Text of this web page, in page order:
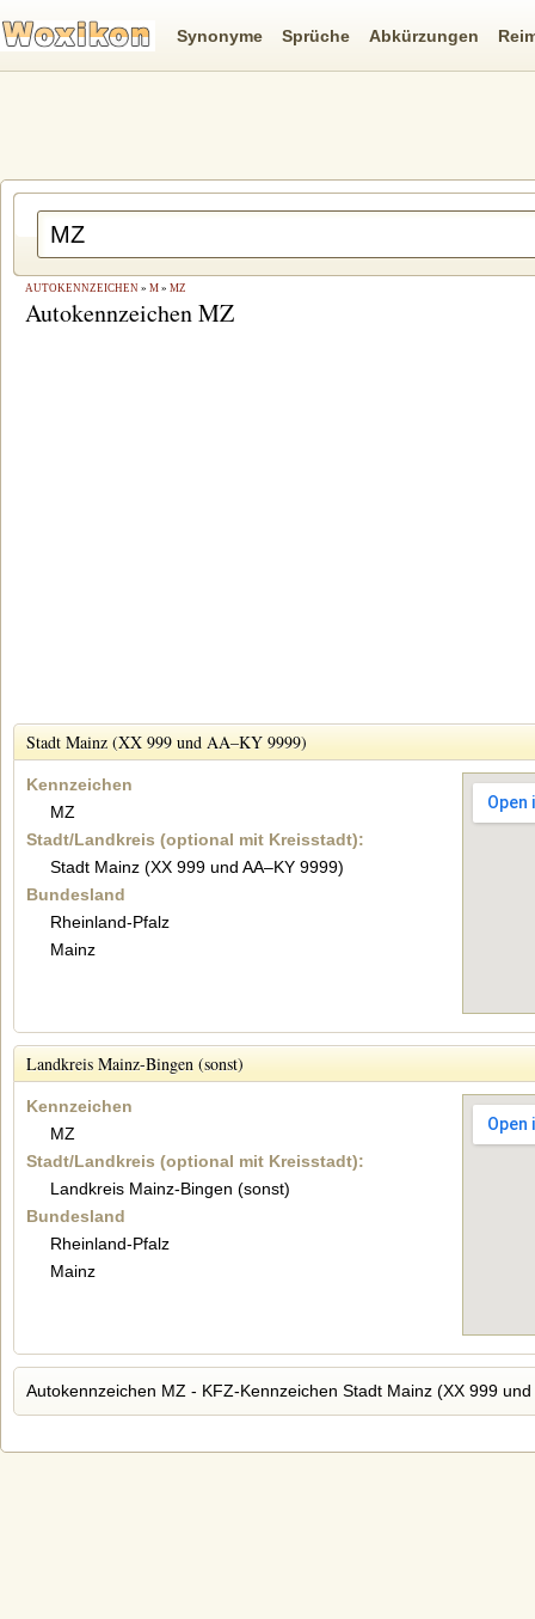
AUTOKENNZEICHEN » M » MZ
Autokennzeichen MZ
Stadt Mainz (XX 999 und AA–KY 9999)
Kennzeichen
MZ
Stadt/Landkreis (optional mit Kreisstadt):
Stadt Mainz (XX 999 und AA–KY 9999)
Bundesland
Rheinland-Pfalz
Mainz
Landkreis Mainz-Bingen (sonst)
Kennzeichen
MZ
Stadt/Landkreis (optional mit Kreisstadt):
Landkreis Mainz-Bingen (sonst)
Bundesland
Rheinland-Pfalz
Mainz
Autokennzeichen MZ - KFZ-Kennzeichen Stadt Mainz (XX 999 und
Synonyme Sprüche Abkürzungen